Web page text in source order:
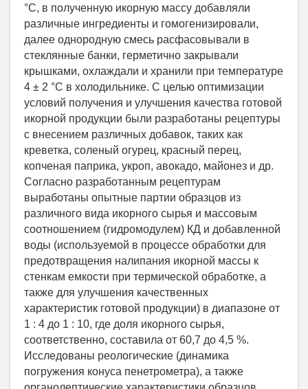
°С, в полученную икорную массу добавляли
различные ингредиенты и гомогенизировали,
далее однородную смесь расфасовывали в
стеклянные банки, герметично закрывали
крышками, охлаждали и хранили при температуре
4 ± 2 °С в холодильнике. С целью оптимизации
условий получения и улучшения качества готовой
икорной продукции были разработаны рецептуры
с внесением различных добавок, таких как
креветка, соленый огурец, красный перец,
копченая паприка, укроп, авокадо, майонез и др.
Согласно разработанным рецептурам
выработаны опытные партии образцов из
различного вида икорного сырья и массовым
соотношением (гидромодулем) КД и добавленной
воды (используемой в процессе обработки для
предотвращения налипания икорной массы к
стенкам емкости при термической обработке, а
также для улучшения качественных
характеристик готовой продукции) в диапазоне от
1 : 4 до 1 : 10, где доля икорного сырья,
соответственно, составила от 60,7 до 4,5 %.
Исследованы реологические (динамика
погружения конуса пенетрометра), а также